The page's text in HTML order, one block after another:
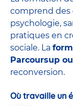
comprend des
psychologie,
pratiques en
sociale. La
Parcoursup
reconversion.
Où travaille un